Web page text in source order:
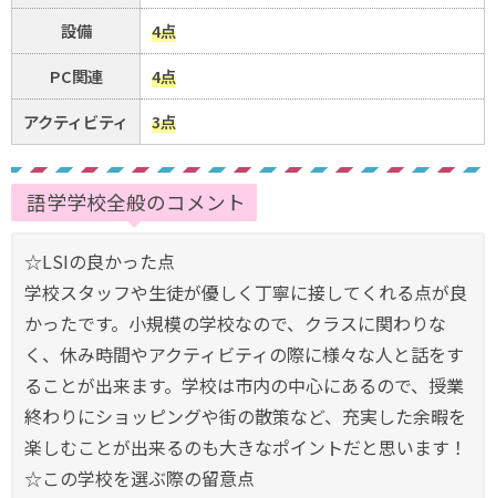
設備
4点
PC関連
4点
アクティビティ
3点
語学学校全般のコメント
☆LSIの良かった点
学校スタッフや生徒が優しく丁寧に接してくれる点が良
かったです。小規模の学校なので、クラスに関わりな
く、休み時間やアクティビティの際に様々な人と話をす
ることが出来ます。学校は市内の中心にあるので、授業
終わりにショッピングや街の散策など、充実した余暇を
楽しむことが出来るのも大きなポイントだと思います！
☆この学校を選ぶ際の留意点